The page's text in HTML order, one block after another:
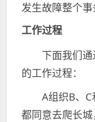
发生故障整个事
工作过程
下面我们通
的工作过程：
A组织B、C
都同意去爬长